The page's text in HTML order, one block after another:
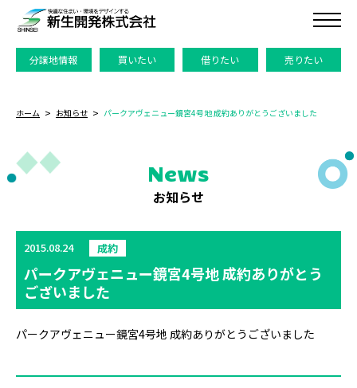
分譲地情報 買いたい 借りたい 売りたい
ホーム お知らせ パークアヴェニュー鏡宮4号地 成約ありがとうございました
News
お知らせ
2015.08.24 成約
パークアヴェニュー鏡宮4号地 成約ありがとう
ございました
パークアヴェニュー鏡宮4号地 成約ありがとうございました